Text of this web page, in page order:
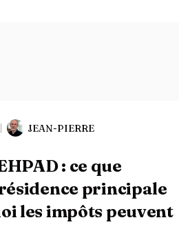
JEAN-PIERRE
: ce que
principale
les impôts peuvent